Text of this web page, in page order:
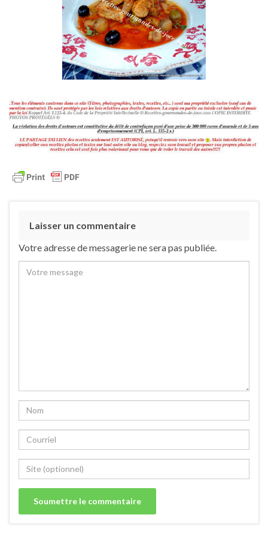
Laisser un commentaire
Votre adresse de messagerie ne sera pas publiée.